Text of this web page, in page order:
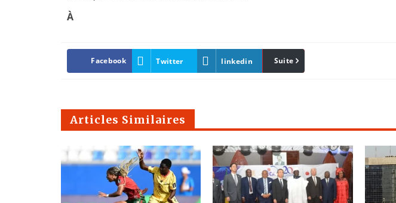
À
Facebook Twitter linkedin Pinterest
Suite
Articles Similaires